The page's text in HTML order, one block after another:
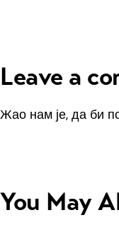
Leave a
Жао нам је, да би
You May